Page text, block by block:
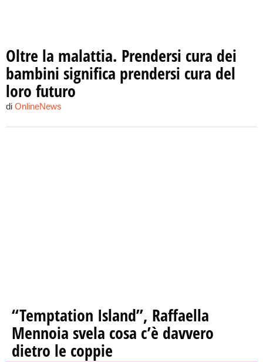
Oltre la malattia. Prendersi cura dei
bambini significa prendersi cura del
loro futuro
di OnlineNews
“Temptation Island”, Raffaella
Mennoia svela cosa c’è davvero
dietro le coppie